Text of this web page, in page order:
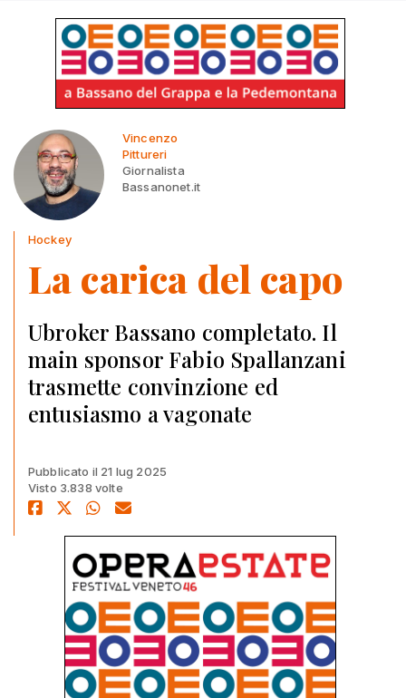
Vincenzo
Pittureri
Giornalista
Bassanonet.it
Hockey
La carica del capo
Ubroker Bassano completato. Il
main sponsor Fabio Spallanzani
trasmette convinzione ed
entusiasmo a vagonate
Pubblicato il 21 lug 2025
Visto 3.838 volte